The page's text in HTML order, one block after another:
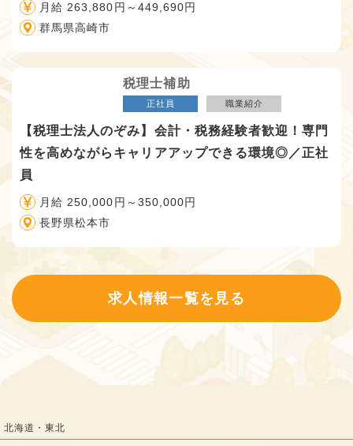
月給 263,880円～449,690円
群馬県高崎市
税理士補助
正社員 職業紹介
【税理士法人のぞみ】会計・税務経験者歓迎！専門
性を高めながらキャリアアップできる環境◎／正社
員
月給 250,000円～350,000円
長野県松本市
求人情報一覧を見る
北海道・東北